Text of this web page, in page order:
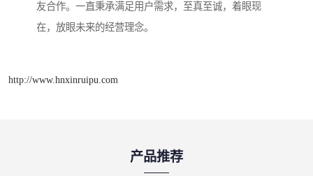
友合作。一直秉承满足用户需求，至真至诚，着眼现
在，放眼未来的经营理念。
http://www.hnxinruipu.com
产品推荐